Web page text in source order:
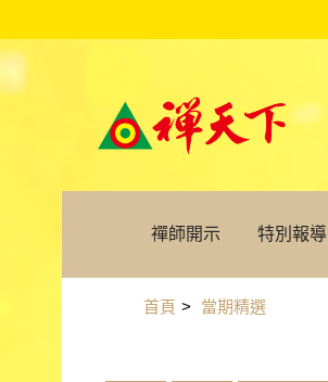
禪師開示 特別報導
首頁 > 當期精選